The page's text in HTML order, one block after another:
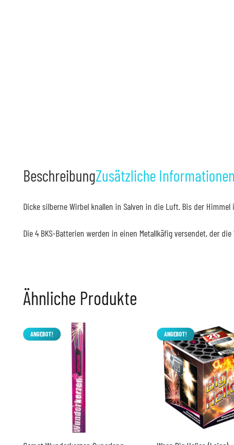
BeschreibungZusätzliche Informationen
Dicke silberne Wirbel knallen in Salven in die Luft. Bis der
Die 4 BKS-Batterien werden in einen Metallkäfig versendet, der die
Ähnliche Produkte
ANGEBOT! ANGEBOT!